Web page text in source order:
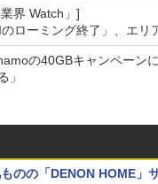
界 Watch」]
ローミング終了」、エリ
課題
の40GBキャンペーン
」
のの「DENON HOME」